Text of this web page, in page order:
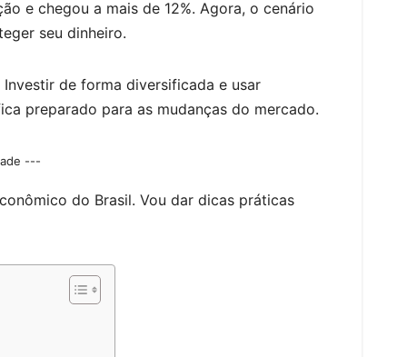
e chegou a mais de 12%. Agora, o cenário
seu dinheiro.
de forma diversificada e usar
preparado para as mudanças do mercado.
---
do Brasil. Vou dar dicas práticas